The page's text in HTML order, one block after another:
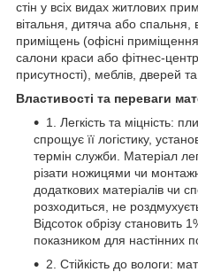
стін у всіх видах житлових
вітальня, дитяча або спальня,
приміщень (офісні
салони краси або фітнес-
присутності), меблів, дверей
Властивості та переваги
1. Легкість та міцність:
спрощує її логістику,
термін служби. Матеріал
різати ножицями чи
додаткових матеріалів чи
розходиться, не
Відсоток обрізу
показником для настінних
2. Стійкість до вологи: